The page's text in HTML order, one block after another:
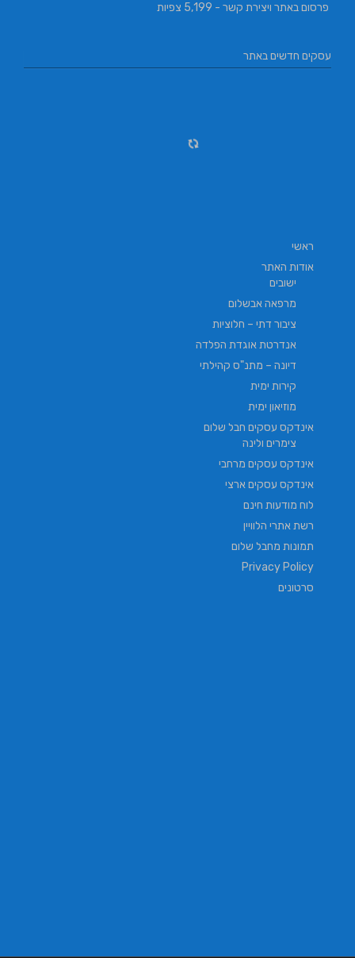
פרסום באתר ויצירת קשר - 5,199 צפיות
עסקים חדשים באתר
ראשי
אודות האתר
ישובים
מרפאה אבשלום
ציבור דתי – חלוציות
אנדרטת אוגדת הפלדה
דיונה – מתנ"ס קהילתי
קירות ימית
מוזיאון ימית
אינדקס עסקים חבל שלום
צימרים ולינה
אינדקס עסקים מרחבי
אינדקס עסקים ארצי
לוח מודעות חינם
רשת אתרי הלוויין
תמונות מחבל שלום
Privacy Policy
סרטונים